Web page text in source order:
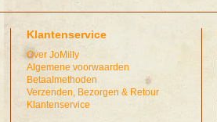
Klantenservice
Over JoMilly
Algemene voorwaarden
Betaalmethoden
Verzenden, Bezorgen & Retour
Klantenservice